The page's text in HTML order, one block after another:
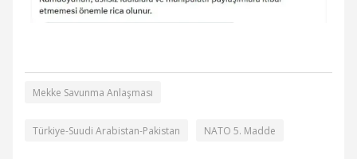
Mekke Savunma Anlaşması
Türkiye-Suudi Arabistan-Pakistan NATO 5. Madde